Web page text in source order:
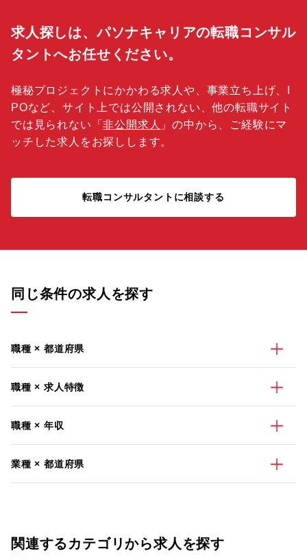
求人探しは、パソナキャリアの転職コンサル
タントへお任せください。
極秘プロジェクトにかかわる求人や、事業立ち上げ、I
POなど、サイト上では公開されない、他の転職サイト
では見られない「非公開求人 」の中から、ご経験にマ
ッチした求人をお探しします。
転職コンサルタントに相談する
同じ条件の求人を探す
職種 × 都道府県
職種 × 求人特徴
職種 × 年収
業種 × 都道府県
関連するカテゴリから求人を探す